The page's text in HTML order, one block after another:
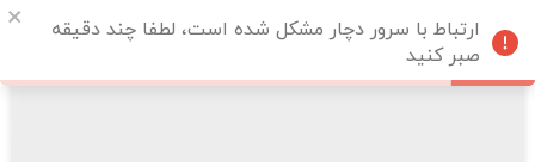
ارتباط با سرور دچار مشکل شده است، لطفا چند دقیقه
صبر کنید